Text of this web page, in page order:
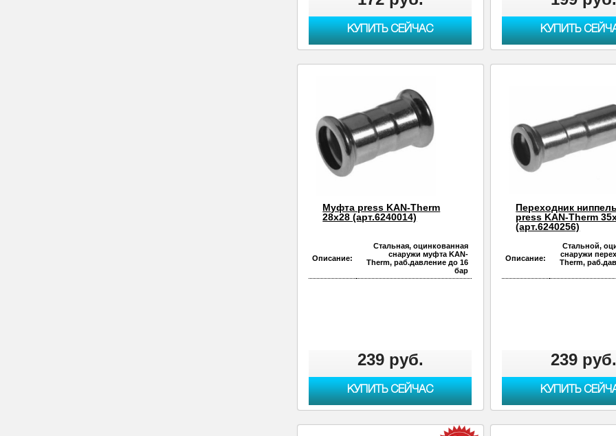
КУПИТЬ СЕЙЧАС КУПИТЬ
Муфта press KAN-Therm
28х28 (арт.6240014)
Описание:
Стальная, оцинкованная
снаружи муфта KAN-
Therm, раб.давление до 16
бар
239 руб.
КУПИТЬ СЕЙЧАС
Переходник
press KAN-Therm
(арт.6240256)
Описание:
Стальной,
снаружи
Therm,
239 руб.
КУПИТЬ